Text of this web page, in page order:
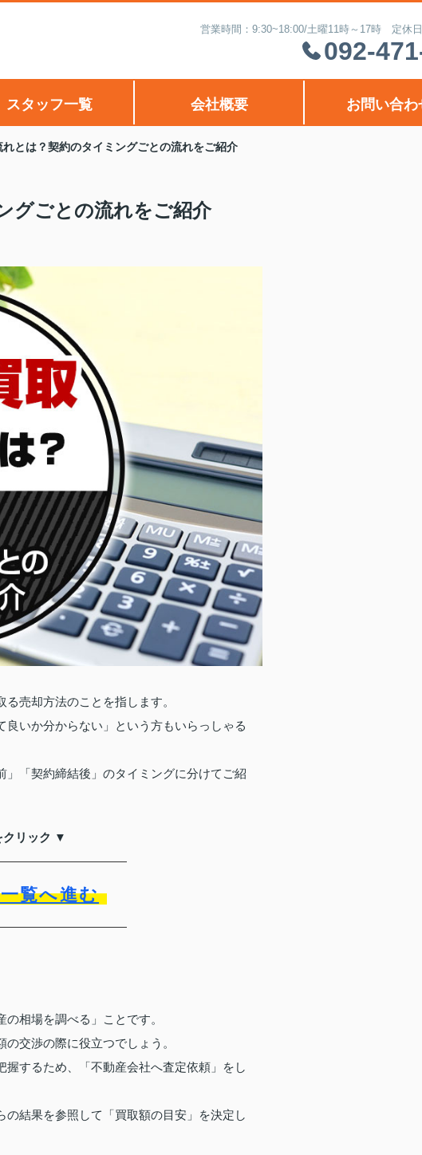
営業時間：9:30~18:00/土曜11時～17時 定休
092-
スタッフ一覧 会社概要 お問い合わ
れとは？契約のタイミングごとの流れをご紹介
グごとの流れをご紹介
売却方法のことを指します。
いか分からない」という方もいらっしゃる
「契約締結後」のタイミングに分けてご紹
クリック ▼
覧へ進む
相場を調べる」ことです。
交渉の際に役立つでしょう。
するため、「不動産会社へ査定依頼」をし
結果を参照して「買取額の目安」を決定し